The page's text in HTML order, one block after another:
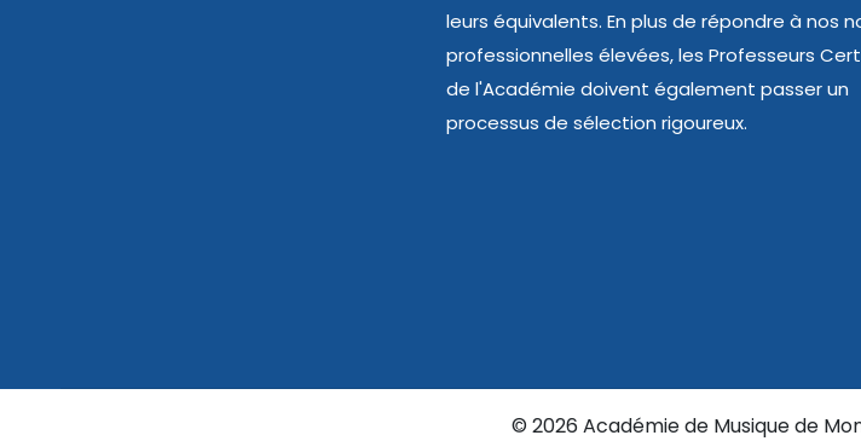
leurs équivalents. En plus de répondre à nos
professionnelles élevées, les Professeurs
de l'Académie doivent également passer un
processus de sélection rigoureux.
© 2026 Académie de Musique de